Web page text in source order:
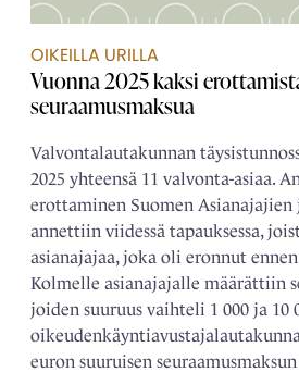
OIKEILLA URILLA
Vuonna 2025 kaksi
seuraamusmaksua
Valvontalautakunnan
2025 yhteensä 11 valvonta-asiaa.
erottaminen Suomen Asianajajien
annettiin viidessä tapauksessa,
asianajajaa, joka oli eronnut
Kolmelle asianajajalle määrättiin
joiden suuruus vaihteli 1 000 ja 10
euron suuruisen